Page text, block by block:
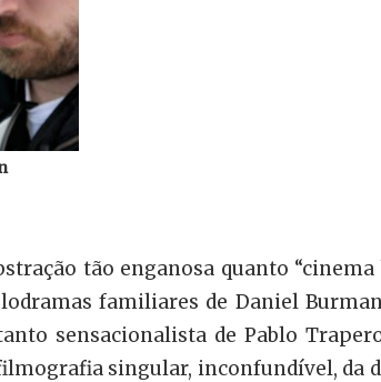
tão enganosa quanto
familiares de Daniel
sensacionalista de Pablo
singular, inconfundível, da